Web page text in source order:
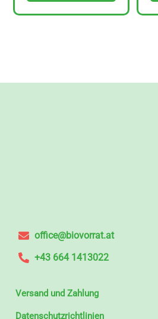
office@biovorrat.at
+43 664 1413022
Versand und Zahlung
Datenschutzrichtlinien